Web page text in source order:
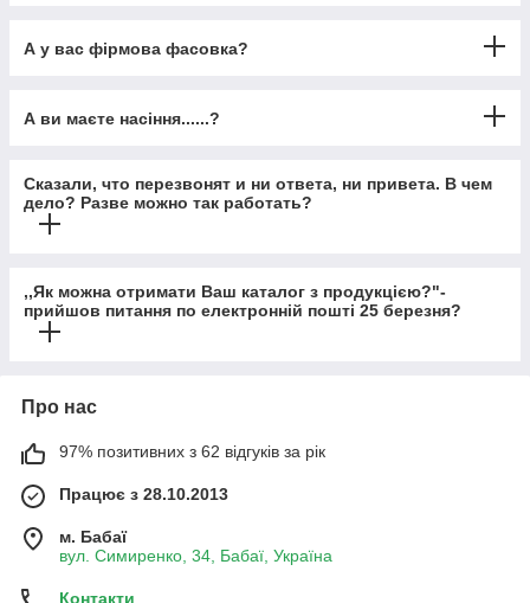
А у вас фірмова фасовка?
А ви маєте насіння......?
Сказали, что перезвонят и ни ответа, ни привета. В чем
дело? Разве можно так работать?
,,Як можна отримати Ваш каталог з продукцією?"-
прийшов питання по електронній пошті 25 березня?
Про нас
97% позитивних з 62 відгуків за рік
Працює з 28.10.2013
м. Бабаї
вул. Симиренко, 34, Бабаї, Україна
Контакти